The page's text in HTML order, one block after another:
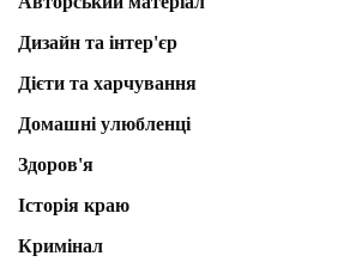
Дизайн та інтер'єр
Дієти та харчування
Домашні улюбленці
Здоров'я
Історія краю
Кримінал